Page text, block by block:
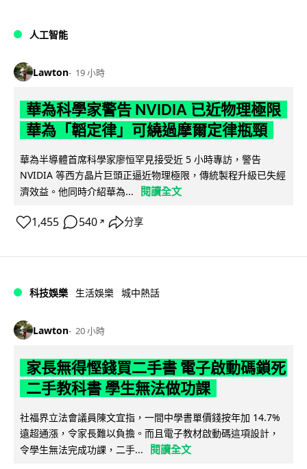
人工智能
Lawton 19 小時
華為科學家警告 NVIDIA 已近物理極限
華為「韜定律」可繞過摩爾定律瓶頸
華為半導體首席科學家廖恒罕見接受近 5 小時專訪，警告
NVIDIA 等西方晶片巨頭正逼近物理極限，傳統製程升級已失經
濟效益。他同時介紹華為...
閱讀全文
1,455 540 ↗ 分享
科技娛樂 生活娛樂 城中熱話
Lawton 20 小時
家長無得慳錢買二手書 電子啟動碼鎖死
二手教科書 學生無法做功課
社福界立法會議員陳文宜指，一間中學書單價錢按年加 14.7%
遠超通漲，令家長難以負擔。而且電子教材啟動碼這項設計，
令學生無法完成功課，二手...
閱讀全文